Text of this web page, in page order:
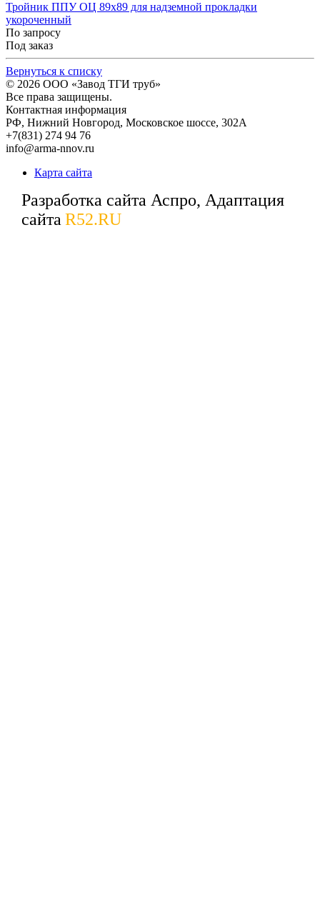
Тройник ППУ ОЦ 89x89 для надземной прокладки
укороченный
По запросу
Под заказ
Вернуться к списку
© 2026 ООО «Завод ТГИ труб»
Все права защищены.
Контактная информация
РФ, Нижний Новгород, Московское шоссе, 302А
+7(831) 274 94 76
info@arma-nnov.ru
Карта сайта
Разработка сайта Аспро, Адаптация
сайта R52.RU